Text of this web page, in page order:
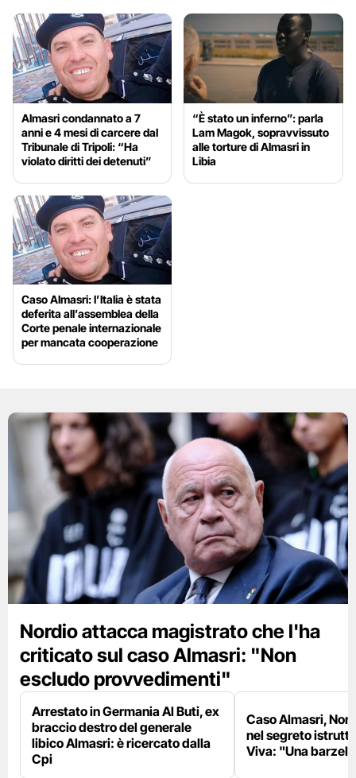
Almasri condannato a 7
anni e 4 mesi di carcere dal
Tribunale di Tripoli: “Ha
violato diritti dei detenuti”
“È stato un inferno”: parla
Lam Magok, sopravvissuto
alle torture di Almasri in
Libia
Caso Almasri: l’Italia è stata
deferita all’assemblea della
Corte penale internazionale
per mancata cooperazione
Nordio attacca magistrato che l'ha
criticato sul caso Almasri: "Non
escludo provvedimenti"
Arrestato in Germania Al Buti, ex
braccio destro del generale
libico Almasri: è ricercato dalla
Cpi
Caso Almasri,
nel segreto
Viva: "Una